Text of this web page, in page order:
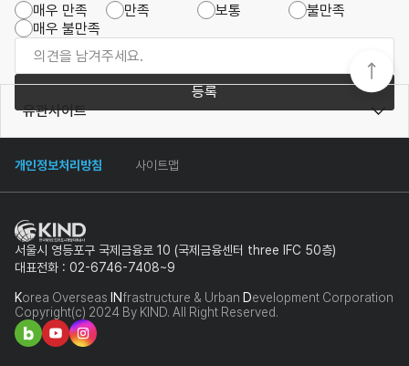
매우 만족 만족 보통
불만족
매우 불만족
등록
개인정보처리방침 사이트맵
유관사이트
서울시 영등포구 국제금융로 10 (국제금융센터 three IFC 50층)
대표전화 : 02-6746-7408~9
Korea Overseas INfrastructure & Urban Development Corporation
Copyright(c) 2024 By KIND. All Right Reserved.